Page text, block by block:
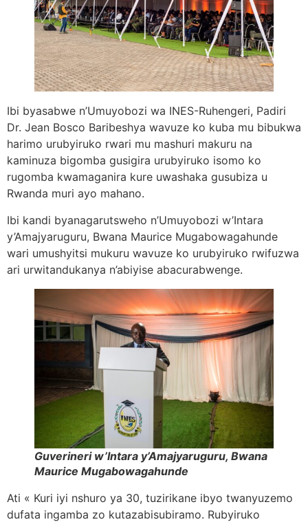
Ibi byasabwe n’Umuyobozi wa INES-Ruhengeri, Padiri
Dr. Jean Bosco Baribeshya wavuze ko kuba mu bibukwa
harimo urubyiruko rwari mu mashuri makuru na
kaminuza bigomba gusigira urubyiruko isomo ko
rugomba kwamaganira kure uwashaka gusubiza u
Rwanda muri ayo mahano.
Ibi kandi byanagarutsweho n’Umuyobozi w’Intara
y’Amajyaruguru, Bwana Maurice Mugabowagahunde
wari umushyitsi mukuru wavuze ko urubyiruko rwifuzwa
ari urwitandukanya n’abiyise abacurabwenge.
Guverineri w’Intara y’Amajyaruguru, Bwana
Maurice Mugabowagahunde
Ati « Kuri iyi nshuro ya 30, tuzirikane ibyo twanyuzemo
dufata ingamba zo kutazabisubiramo. Rubyiruko